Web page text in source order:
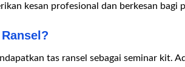
kesan profesional dan berkesan bagi
tas ransel sebagai seminar kit.